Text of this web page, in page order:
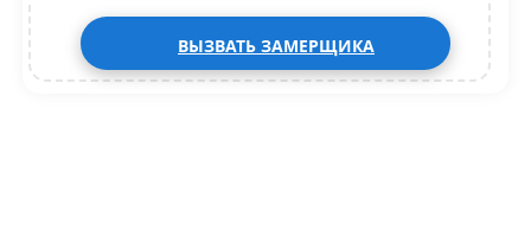
ВЫЗВАТЬ ЗАМЕРЩИКА